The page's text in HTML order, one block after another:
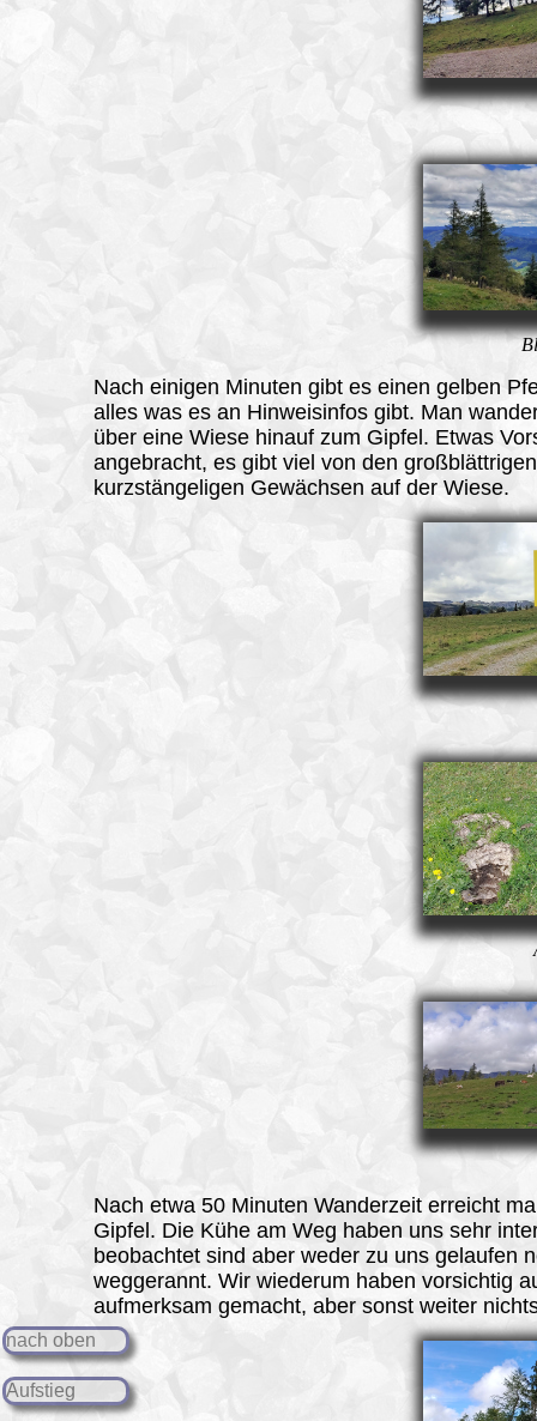
nach oben
Aufstieg
Nach einigen Minuten gibt es einen gelben
alles was es an Hinweisinfos gibt. Man
über eine Wiese hinauf zum Gipfel. Etwas
angebracht, es gibt viel von den großblättrigen
kurzstängeligen Gewächsen auf der Wiese.
Nach etwa 50 Minuten Wanderzeit erreicht
Gipfel . Die Kühe am Weg haben uns sehr
beobachtet sind aber weder zu uns gelaufen
weggerannt. Wir wiederum haben vorsichtig
aufmerksam gemacht, aber sonst weiter